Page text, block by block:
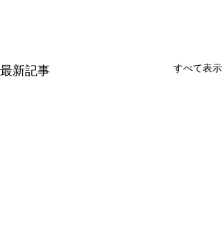
最新記事 すべて表示